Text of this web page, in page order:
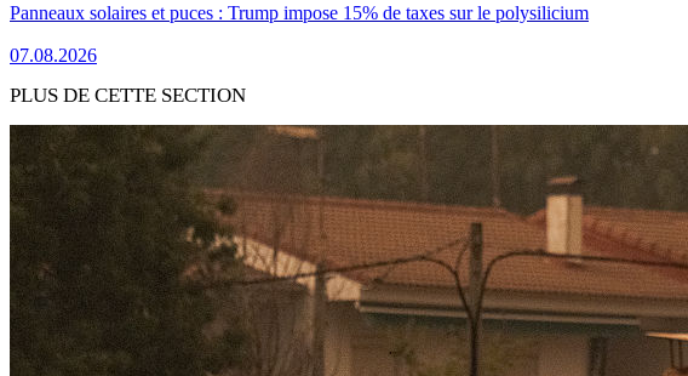
Panneaux solaires et puces : Trump impose 15% de taxes sur le polysilicium
07.08.2026
PLUS DE CETTE SECTION